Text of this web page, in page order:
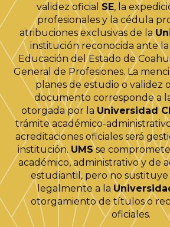
validez oficial SE, la
profesionales y la cédula
atribuciones exclusivas de la
institución reconocida ante
Educación del Estado de
General de Profesiones. La
planes de estudio o validez
documento corresponde a
otorgada por la Universidad
trámite académico-
acreditaciones oficiales será
institución. UMS se
académico, administrativo y de
estudiantil, pero no
legalmente a la
otorgamiento de títulos o
oficiales.